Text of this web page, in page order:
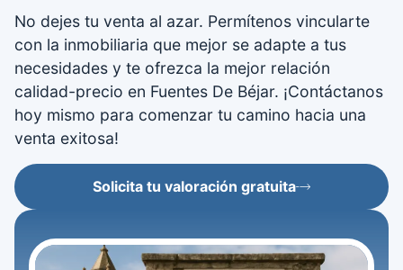
No dejes tu venta al azar. Permítenos vincularte
con la inmobiliaria que mejor se adapte a tus
necesidades y te ofrezca la mejor relación
calidad-precio en Fuentes De Béjar. ¡Contáctanos
hoy mismo para comenzar tu camino hacia una
venta exitosa!
Solicita tu valoración gratuita